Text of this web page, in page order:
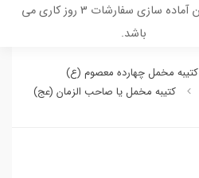
زمان آماده سازی سفارشات 3 روز کاری می
باشد.
کتیبه مخمل چهارده معصوم (ع)
کتیبه مخمل یا صاحب الزمان (عج)